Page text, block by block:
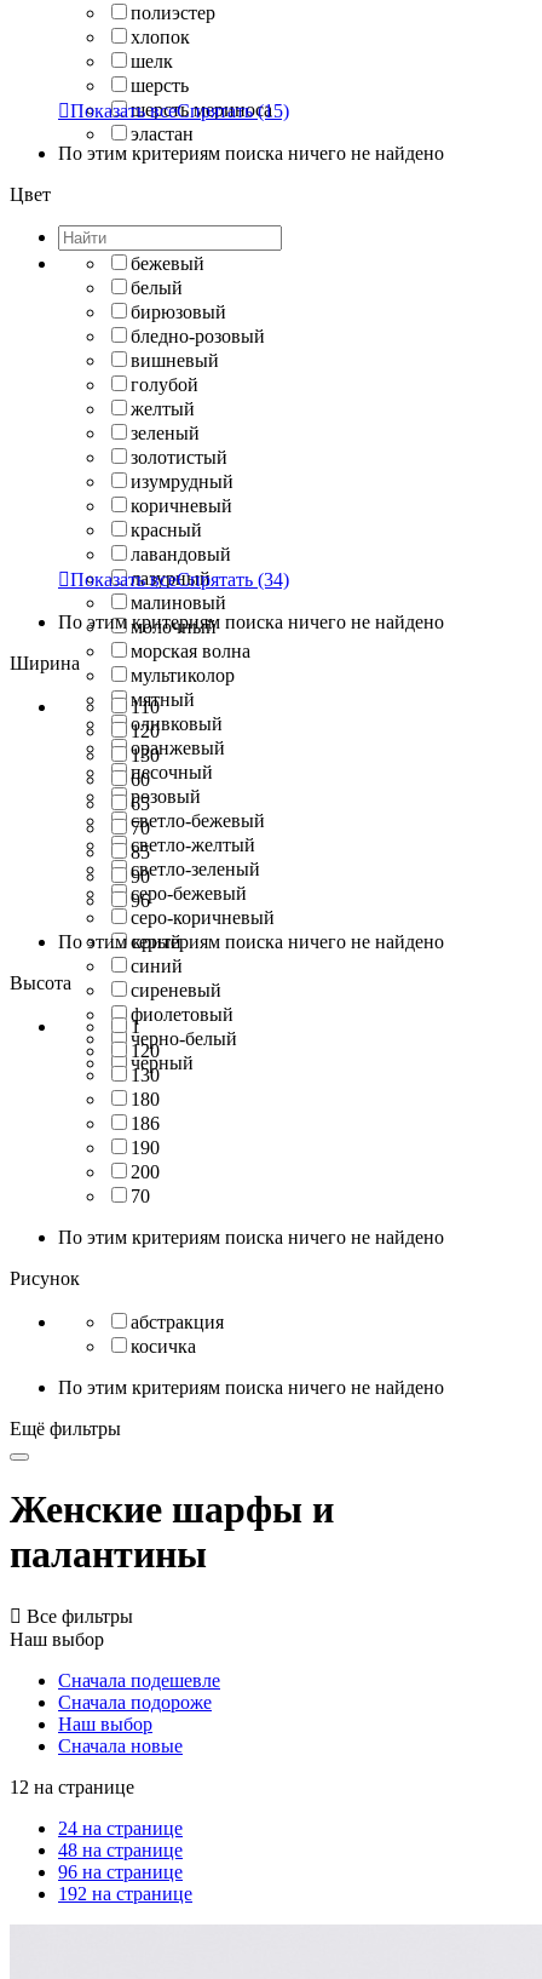
полиэстер
хлопок
шелк
шерсть
шерсть мериноса
эластан
Показать всеСпрятать(15)
По этим критериям поиска ничего не найдено
Цвет
бежевый
белый
бирюзовый
бледно-розовый
вишневый
голубой
желтый
зеленый
золотистый
изумрудный
коричневый
красный
лавандовый
лазурный
малиновый
молочный
морская волна
мультиколор
мятный
оливковый
оранжевый
песочный
розовый
светло-бежевый
светло-желтый
светло-зеленый
серо-бежевый
серо-коричневый
серый
синий
сиреневый
фиолетовый
черно-белый
черный
Показать всеСпрятать (34)
По этим критериям поиска ничего не найдено
Ширина
110
120
130
60
65
70
85
90
96
По этим критериям поиска ничего не найдено
Высота
1
120
130
180
186
190
200
70
По этим критериям поиска ничего не найдено
Рисунок
абстракция
косичка
По этим критериям поиска ничего не найдено
Ещё фильтры
Женские шарфы и
палантины
 Все фильтры
Наш выбор
Сначала подешевле
Сначала подороже
Наш выбор
Сначала новые
12 на странице
24 на странице
48 на странице
96 на странице
192 на странице